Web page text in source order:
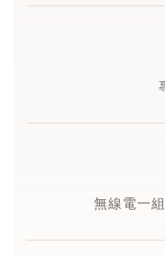
無線電一